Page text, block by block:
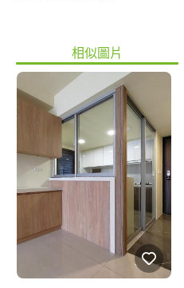
相似圖片